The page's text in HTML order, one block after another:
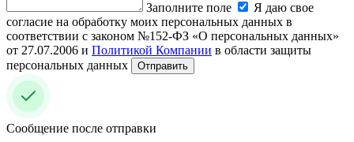
Заполните поле
Я даю свое
согласие на обработку моих персональных данных в
соответствии с законом №152-ФЗ «О персональных данных»
от 27.07.2006 и Политикой Компании в области защиты
персональных данных
Отправить
Сообщение после отправки